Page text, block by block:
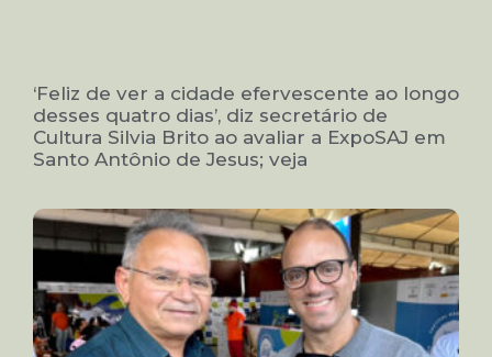
‘Feliz de ver a cidade efervescente ao longo
desses quatro dias’, diz secretário de
Cultura Silvia Brito ao avaliar a ExpoSAJ em
Santo Antônio de Jesus; veja